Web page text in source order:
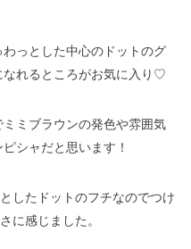
っとした中心のドットのグ
なれるところがお気に入り♡
ミブラウンの発色や雰囲気
シャだと思います！
したドットのフチなのでつけ
に感じました。